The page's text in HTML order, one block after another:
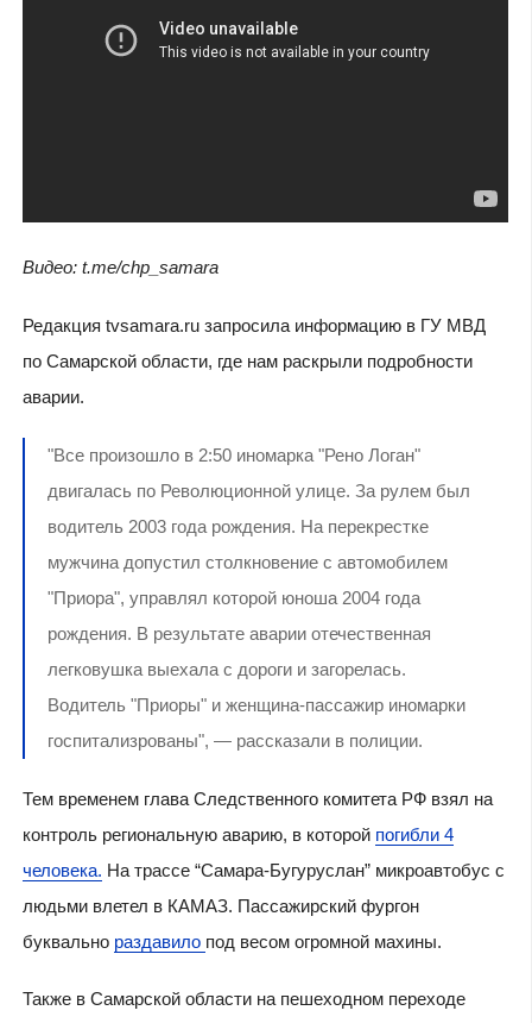
Видео: t.me/chp_samara
Редакция tvsamara.ru запросила информацию в ГУ МВД
по Самарской области, где нам раскрыли подробности
аварии.
"Все произошло в 2:50 иномарка "Рено Логан"
двигалась по Революционной улице. За рулем был
водитель 2003 года рождения. На перекрестке
мужчина допустил столкновение с автомобилем
"Приора", управлял которой юноша 2004 года
рождения. В результате аварии отечественная
легковушка выехала с дороги и загорелась.
Водитель "Приоры" и женщина-пассажир иномарки
госпитализрованы", — рассказали в полиции.
Тем временем глава Следственного комитета РФ взял на
контроль региональную аварию, в которой погибли 4
человека. На трассе “Самара-Бугуруслан” микроавтобус с
людьми влетел в КАМАЗ. Пассажирский фургон
буквально раздавило под весом огромной махины.
Также в Самарской области на пешеходном переходе